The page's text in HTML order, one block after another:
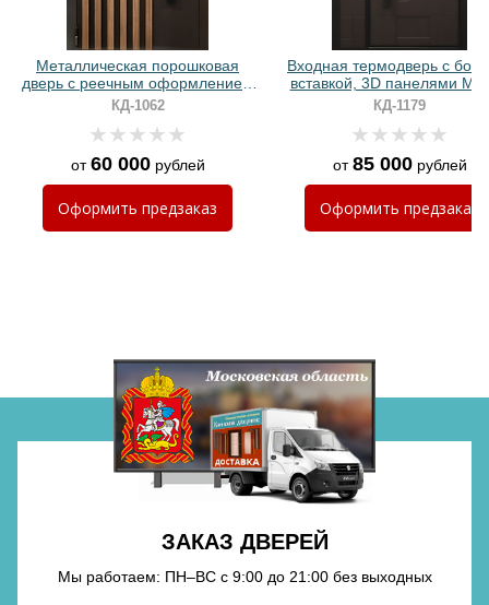
Хочу такую
Хочу такую
Хочу такую
Металлическая порошковая
дверь с реечным оформлением
и длинной ручкой-скобой
КД-1062
от60 000рублей
Оформить предзаказ
Входная термодверь с
вставкой, 3D панелями
ручкой с подсветкой
КД-1179
от85 000рублей
Оформить предзаказ
ЗАКАЗ ДВЕРЕЙ
Мы работаем: ПН–ВС с 9:00 до 21:00 без выходных